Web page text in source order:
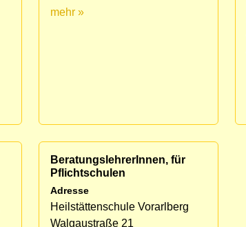
mehr »
BeratungslehrerInnen, für
Pflichtschulen
Adresse
Heilstättenschule Vorarlberg
Walgaustraße 21